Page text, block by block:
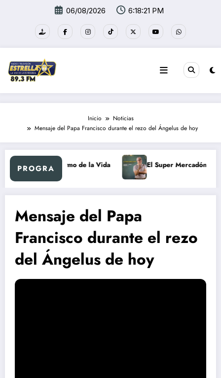
06/08/2026 6:18:21 PM
Inicio
Noticias
Mensaje del Papa Francisco durante el rezo del Ángelus de hoy
PROGRAAl Ritmo de la Vida El Super Mercadón
Mensaje del Papa
Francisco durante el rezo
del Ángelus de hoy